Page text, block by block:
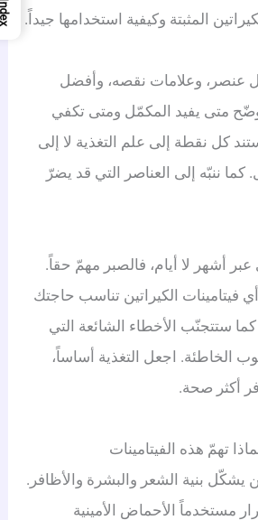
المثبتة وكيفية استخدامها جيداً.
وعلامات نقصه، وأفضل
متى يفيد المكمّل ومتى تكفي
كل نقطة إلى علم التغذية لا إلى
ننبّه إلى العناصر التي قد يضرّ
أشهر لا أيام، فالصبر مهمّ حقاً.
الكيراتين تناسب حاجتك
ستتجنّب الأخطاء الشائعة التي
الخاطئة. اجعل التغذية أساساً،
أكثر صحة.
يشكّل بنية الشعر والبشرة والأظافر.
مستخدماً الأحماض الأمينية